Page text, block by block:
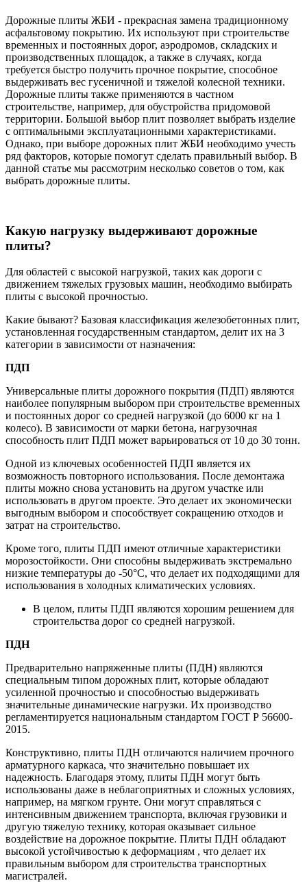
Дорожные плиты ЖБИ - прекрасная замена традиционному
асфальтовому покрытию. Их используют при строительстве
временных и постоянных дорог, аэродромов, складских и
производственных площадок, а также в случаях, когда
требуется быстро получить прочное покрытие, способное
выдерживать вес гусеничной и тяжелой колесной техники.
Дорожные плиты также применяются в частном
строительстве, например, для обустройства придомовой
территории. Большой выбор плит позволяет выбрать изделие
с оптимальными эксплуатационными характеристиками.
Однако, при выборе дорожных плит ЖБИ необходимо учесть
ряд факторов, которые помогут сделать правильный выбор. В
данной статье мы рассмотрим несколько советов о том, как
выбрать дорожные плиты.
Какую нагрузку выдерживают дорожные
плиты?
Для областей с высокой нагрузкой, таких как дороги с
движением тяжелых грузовых машин, необходимо выбирать
плиты с высокой прочностью.
Какие бывают? Базовая классификация железобетонных плит,
установленная государственным стандартом, делит их на 3
категории в зависимости от назначения:
ПДП
Универсальные плиты дорожного покрытия (ПДП) являются
наиболее популярным выбором при строительстве временных
и постоянных дорог со средней нагрузкой (до 6000 кг на 1
колесо). В зависимости от марки бетона, нагрузочная
способность плит ПДП может варьироваться от 10 до 30 тонн.
Одной из ключевых особенностей ПДП является их
возможность повторного использования. После демонтажа
плиты можно снова установить на другом участке или
использовать в другом проекте. Это делает их экономически
выгодным выбором и способствует сокращению отходов и
затрат на строительство.
Кроме того, плиты ПДП имеют отличные характеристики
морозостойкости. Они способны выдерживать экстремально
низкие температуры до -50°C, что делает их подходящими для
использования в холодных климатических условиях.
В целом, плиты ПДП являются хорошим решением для
строительства дорог со средней нагрузкой.
ПДН
Предварительно напряженные плиты (ПДН) являются
специальным типом дорожных плит, которые обладают
усиленной прочностью и способностью выдерживать
значительные динамические нагрузки. Их производство
регламентируется национальным стандартом ГОСТ Р 56600-
2015.
Конструктивно, плиты ПДН отличаются наличием прочного
арматурного каркаса, что значительно повышает их
надежность. Благодаря этому, плиты ПДН могут быть
использованы даже в неблагоприятных и сложных условиях,
например, на мягком грунте. Они могут справляться с
интенсивным движением транспорта, включая грузовики и
другую тяжелую технику, которая оказывает сильное
воздействие на дорожное покрытие. Плиты ПДН обладают
высокой устойчивостью к деформациям , что делает их
правильным выбором для строительства транспортных
магистралей.